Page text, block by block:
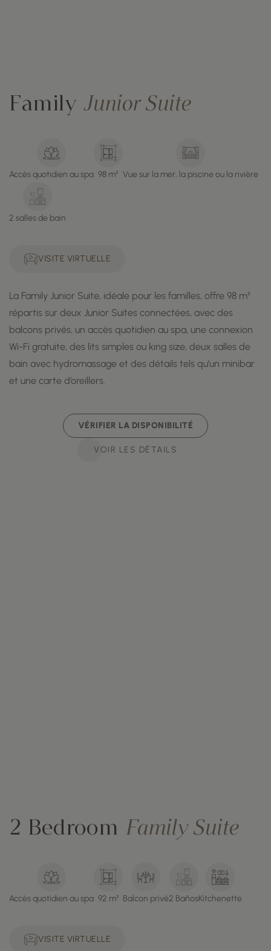
Family Junior Suite
Accès quotidien au spa 98 m² Vue sur la mer, la piscine ou la rivière
2 salles de bain
VISITE VIRTUELLE
La Family Junior Suite, idéale pour les familles, offre 98 m²
répartis sur deux Junior Suites connectées, avec des
balcons privés, un accès quotidien au spa, une connexion
Wi-Fi gratuite, des lits simples ou king size, deux salles de
bain avec hydromassage et des détails tels qu’un minibar
et une carte d’oreillers.
VÉRIFIER LA DISPONIBILITÉ
VOIR LES DÉTAILS
2 Bedroom Family Suite
Accès quotidien au spa 92 m² Balcon privé2 BañosKitchenette
VISITE VIRTUELLE